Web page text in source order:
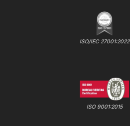
ISO/IEC 27001:2022
ISO 9001:2015